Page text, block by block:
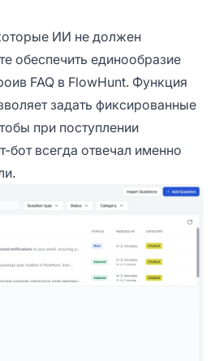
ИИ не должен
обеспечить единообразие
FAQ в FlowHunt. Функция
задать фиксированные
при поступлении
бот всегда отвечал именно